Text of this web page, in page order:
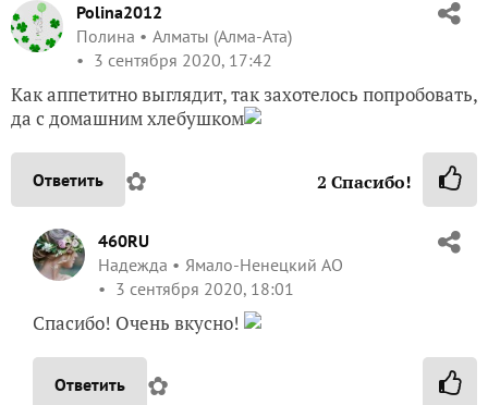
Polina2012
Полина
Алматы (Алма-Ата)
3 сентября 2020, 17:42
Как аппетитно выглядит, так захотелось попробовать,
да с домашним хлебушком
Ответить ✿ 2 Спасибо!
460RU
Надежда
Ямало-Ненецкий АО
3 сентября 2020, 18:01
Спасибо! Очень вкусно!
Ответить ✿